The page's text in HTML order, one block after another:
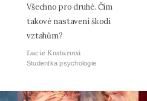
Všechno pro druhé. Čím
takové nastavení škodí
vztahům?
Lucie Kosturová
Studentka psychologie